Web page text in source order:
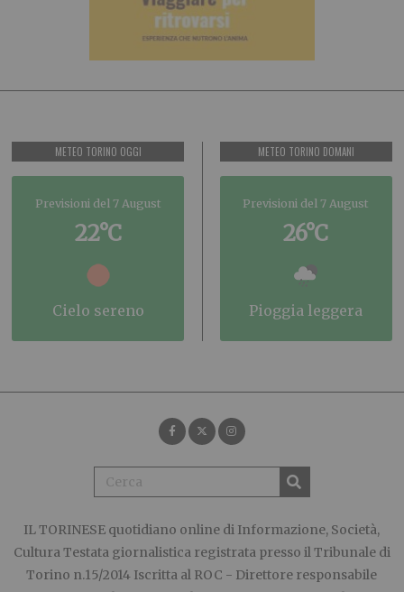
METEO TORINO OGGI
Previsioni del 7 August
22°C
cielo sereno
METEO TORINO DOMANI
Previsioni del 7 August
26°C
pioggia leggera
IL TORINESE quotidiano online di Informazione, Società,
Cultura Testata giornalistica registrata presso il Tribunale di
Torino n.15/2014 Iscritta al ROC - Direttore responsabile